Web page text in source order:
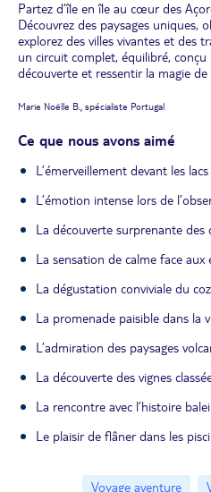
Partez d’île en île au cœur des
Découvrez des paysages uniques,
explorez des villes vivantes et des
un circuit complet, équilibré,
découverte et ressentir la magie de
Marie Noëlle B., spécialiste Portugal
Ce que nous avons aimé
L’émerveillement devant les
L’émotion intense lors de
La découverte surprenante
La sensation de calme face aux
La dégustation conviviale du
La promenade paisible dans la
L’admiration des paysages
La découverte des vignes
La rencontre avec l’histoire
Le plaisir de flâner dans les
Voyage aventure